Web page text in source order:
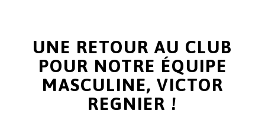
UNE RETOUR AU CLUB
POUR NOTRE ÉQUIPE
MASCULINE, VICTOR
REGNIER !